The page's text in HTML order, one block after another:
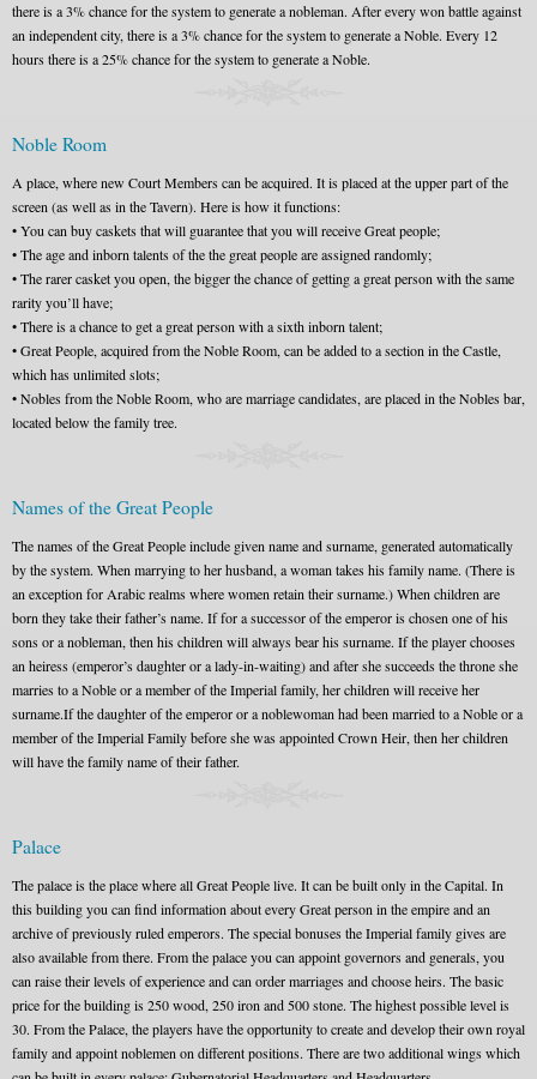
there is a 3% chance for the system to generate a nobleman. After every won battle against
an independent city, there is a 3% chance for the system to generate a Noble. Every 12
hours there is a 25% chance for the system to generate a Noble.
Noble Room
A place, where new Court Members can be acquired. It is placed at the upper part of the
screen (as well as in the Tavern). Here is how it functions:
• You can buy caskets that will guarantee that you will receive Great people;
• The age and inborn talents of the the great people are assigned randomly;
• The rarer casket you open, the bigger the chance of getting a great person with the same
rarity you’ll have;
• There is a chance to get a great person with a sixth inborn talent;
• Great People, acquired from the Noble Room, can be added to a section in the Castle,
which has unlimited slots;
• Nobles from the Noble Room, who are marriage candidates, are placed in the Nobles bar,
located below the family tree.
Names of the Great People
The names of the Great People include given name and surname, generated automatically
by the system. When marrying to her husband, a woman takes his family name. (There is
an exception for Arabic realms where women retain their surname.) When children are
born they take their father’s name. If for a successor of the emperor is chosen one of his
sons or a nobleman, then his children will always bear his surname. If the player chooses
an heiress (emperor’s daughter or a lady-in-waiting) and after she succeeds the throne she
marries to a Noble or a member of the Imperial family, her children will receive her
surname.If the daughter of the emperor or a noblewoman had been married to a Noble or a
member of the Imperial Family before she was appointed Crown Heir, then her children
will have the family name of their father.
Palace
The palace is the place where all Great People live. It can be built only in the Capital. In
this building you can find information about every Great person in the empire and an
archive of previously ruled emperors. The special bonuses the Imperial family gives are
also available from there. From the palace you can appoint governors and generals, you
can raise their levels of experience and can order marriages and choose heirs. The basic
price for the building is 250 wood, 250 iron and 500 stone. The highest possible level is
30. From the Palace, the players have the opportunity to create and develop their own royal
family and appoint noblemen on different positions. There are two additional wings which